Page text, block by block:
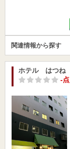
関連情報から探す
ホテル はつね
-点